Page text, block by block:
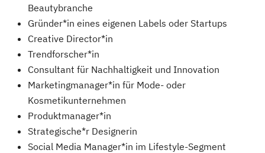
Beautybranche
Gründer*in eines eigenen Labels oder Startups
Creative Director*in
Trendforscher*in
Consultant für Nachhaltigkeit und Innovation
Marketingmanager*in für Mode- oder
Kosmetikunternehmen
Produktmanager*in
Strategische*r Designerin
Social Media Manager*in im Lifestyle-Segment